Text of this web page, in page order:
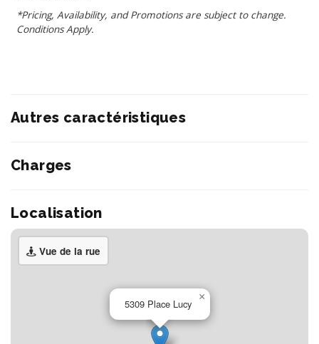
*Pricing, Availability, and Promotions are subject to change.
Conditions Apply.
Autres caractéristiques
Charges
Localisation
Vue de la rue
5309 Place Lucy
×